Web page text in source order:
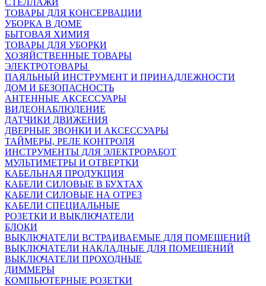
СТЕЛЛАЖИ
ТОВАРЫ ДЛЯ КОНСЕРВАЦИИ
УБОРКА В ДОМЕ
БЫТОВАЯ ХИМИЯ
ТОВАРЫ ДЛЯ УБОРКИ
ХОЗЯЙСТВЕННЫЕ ТОВАРЫ
ЭЛЕКТРОТОВАРЫ
ПАЯЛЬНЫЙ ИНСТРУМЕНТ И ПРИНАДЛЕЖНОСТИ
ДОМ И БЕЗОПАСНОСТЬ
АНТЕННЫЕ АКСЕССУАРЫ
ВИДЕОНАБЛЮДЕНИЕ
ДАТЧИКИ ДВИЖЕНИЯ
ДВЕРНЫЕ ЗВОНКИ И АКСЕССУАРЫ
ТАЙМЕРЫ, РЕЛЕ КОНТРОЛЯ
ИНСТРУМЕНТЫ ДЛЯ ЭЛЕКТРОРАБОТ
МУЛЬТИМЕТРЫ И ОТВЕРТКИ
КАБЕЛЬНАЯ ПРОДУКЦИЯ
КАБЕЛИ СИЛОВЫЕ В БУХТАХ
КАБЕЛИ СИЛОВЫЕ НА ОТРЕЗ
КАБЕЛИ СПЕЦИАЛЬНЫЕ
РОЗЕТКИ И ВЫКЛЮЧАТЕЛИ
БЛОКИ
ВЫКЛЮЧАТЕЛИ ВСТРАИВАЕМЫЕ ДЛЯ ПОМЕЩЕНИЙ
ВЫКЛЮЧАТЕЛИ НАКЛАДНЫЕ ДЛЯ ПОМЕЩЕНИЙ
ВЫКЛЮЧАТЕЛИ ПРОХОДНЫЕ
ДИММЕРЫ
КОМПЬЮТЕРНЫЕ РОЗЕТКИ